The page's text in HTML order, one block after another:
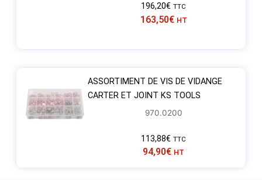
196,20€ TTC
163,50€ HT
ASSORTIMENT DE VIS DE VIDANGE
CARTER ET JOINT KS TOOLS
970.0200
113,88€ TTC
94,90€ HT